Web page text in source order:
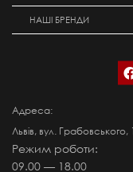
НАШІ БРЕНДИ
Адреса:
Львів, вул. Грабовського,
Режим роботи:
09.00 — 18.00